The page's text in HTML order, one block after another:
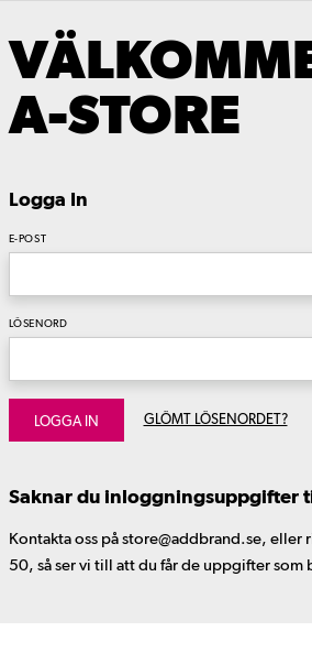
A-STORE
Logga In
E-POST
LÖSENORD
LOGGA IN GLÖMT LÖSENORDET?
Saknar du inloggningsuppgifter
Kontakta oss på store@addbrand.se, eller
50, så ser vi till att du får de uppgifter som